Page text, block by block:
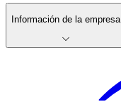
Información de la empresa